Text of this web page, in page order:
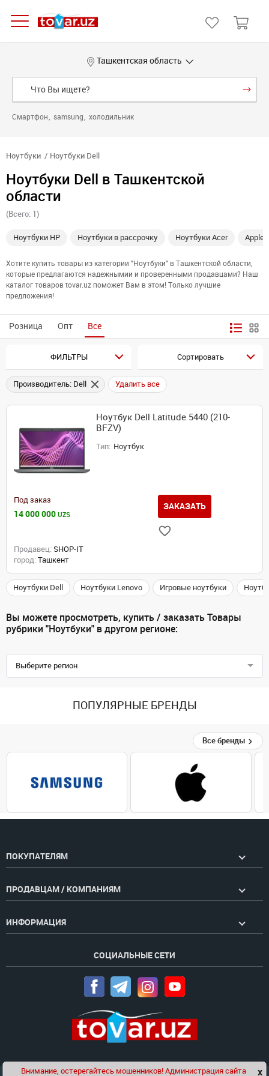
Ташкентская область
Смартфон samsung холодильник
Ноутбуки Ноутбуки Dell
Ноутбуки Dell в Ташкентской
области
(Всего: 1)
Ноутбуки HP Ноутбуки в рассрочку Ноутбуки Acer Apple
Хотите купить товары из категории "Ноутбуки" в Ташкентской области,
которые предлагаются надежнымии и проверенными продавцами? Наш
каталог товаров tovar.uz поможет Вам в этом! Только лучшие
предложения!
Розница Опт Все
ФИЛЬТРЫ Сортировать
Производитель: Dell Удалить все
Ноутбук Dell Latitude 5440 (210-
BFZV)
Тип: Ноутбук
Под заказ
14 000 000 UZS
ЗАКАЗАТЬ
Продавец: SHOP-IT
город: Ташкент
Ноутбуки Dell Ноутбуки Lenovo Игровые ноутбуки
Вы можете просмотреть, купить / заказать Товары
рубрики "Ноутбуки" в другом регионе:
Выберите регион
ПОПУЛЯРНЫЕ БРЕНДЫ
Все бренды
ПОКУПАТЕЛЯМ
ПРОДАВЦАМ / КОМПАНИЯМ
ИНФОРМАЦИЯ
СОЦИАЛЬНЫЕ СЕТИ
x
Внимание, остерегайтесь мошенников! Администрация сайта